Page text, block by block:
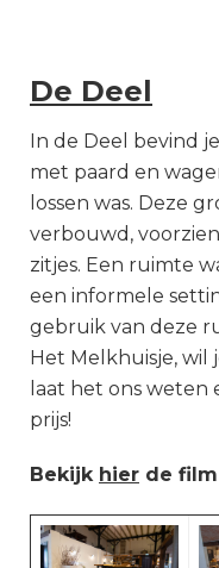
De Deel
In de Deel bevind
met paard en
lossen was. Deze
verbouwd,
zitjes. Een ruimte
een informele
gebruik van deze
Het Melkhuisje, wil
laat het ons weten
prijs!
Bekijk hier de film